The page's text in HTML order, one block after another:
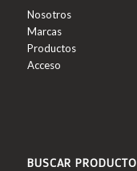
Nosotros
Marcas
Productos
Acceso
BUSCAR PRODUCTO